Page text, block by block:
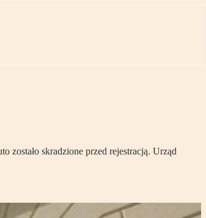
zostało skradzione przed rejestracją. Urząd